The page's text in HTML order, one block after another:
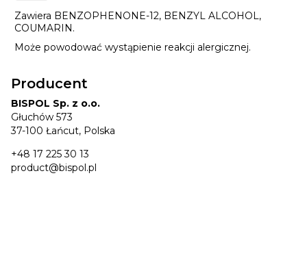
Zawiera BENZOPHENONE-12, BENZYL ALCOHOL,
COUMARIN.
Może powodować wystąpienie reakcji alergicznej.
Producent
BISPOL Sp. z o.o.
Głuchów 573
37-100 Łańcut, Polska
+48 17 225 30 13
product@bispol.pl